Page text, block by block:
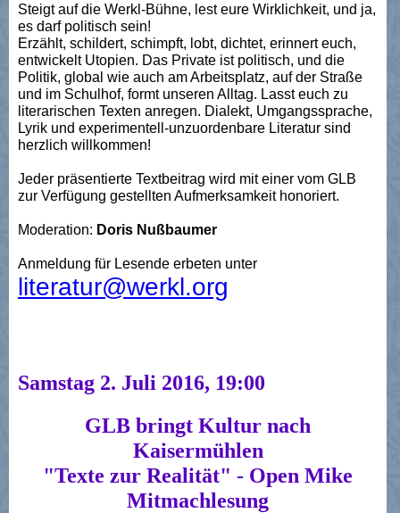
Steigt auf die Werkl-Bühne, lest eure Wirklichkeit, und ja,
es darf politisch sein!
Erzählt, schildert, schimpft, lobt, dichtet, erinnert euch,
entwickelt Utopien. Das Private ist politisch, und die
Politik, global wie auch am Arbeitsplatz, auf der Straße
und im Schulhof, formt unseren Alltag. Lasst euch zu
literarischen Texten anregen. Dialekt, Umgangssprache,
Lyrik und experimentell-unzuordenbare Literatur sind
herzlich willkommen!
Jeder präsentierte Textbeitrag wird mit einer vom GLB
zur Verfügung gestellten Aufmerksamkeit honoriert.
Moderation: Doris Nußbaumer
Anmeldung für Lesende erbeten unter
literatur@werkl.org
Samstag 2. Juli 2016, 19:00
GLB bringt Kultur nach
Kaisermühlen
"Texte zur Realität" - Open Mike
Mitmachlesung